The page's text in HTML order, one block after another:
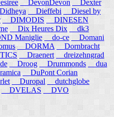
DevonDevon
Dexter
Dieffebi
Diesel by
DIMODIS
DINESEN
Dix Heures Dix
dk3
Maniglie do-ce
Domani
DORMA
Dornbracht
Draenert
dreizehngrad
Droog Drummonds
dua
DuPont Corian
Duropal
dutchglobe
DVELAS
DVO